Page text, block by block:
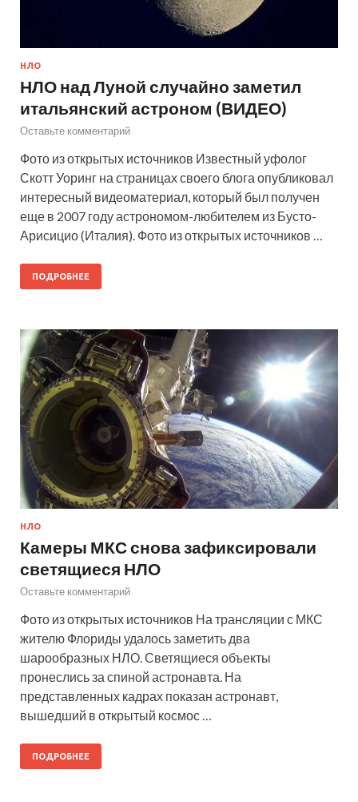
НЛО
НЛО над Луной случайно заметил
итальянский астроном (ВИДЕО)
Оставьте комментарий
Фото из открытых источников Известный уфолог
Скотт Уоринг на страницах своего блога опубликовал
интересный видеоматериал, который был получен
еще в 2007 году астрономом-любителем из Бусто-
Арисицио (Италия). Фото из открытых источников …
ПОДРОБНЕЕ
НЛО
Камеры МКС снова зафиксировали
светящиеся НЛО
Оставьте комментарий
Фото из открытых источников На трансляции с МКС
жителю Флориды удалось заметить два
шарообразных НЛО. Светящиеся объекты
пронеслись за спиной астронавта. На
представленных кадрах показан астронавт,
вышедший в открытый космос …
ПОДРОБНЕЕ